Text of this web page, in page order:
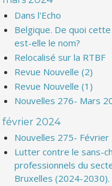
Dans l'Echo
Belgique. De quoi
est-elle le nom?
Relocalisé sur la RTBF
Revue Nouvelle (2)
Revue Nouvelle (1)
Nouvelles 276- Mars
février 2024
Nouvelles 275- Février
Lutter contre le sans-
professionnels du
Bruxelles (2024-2030).